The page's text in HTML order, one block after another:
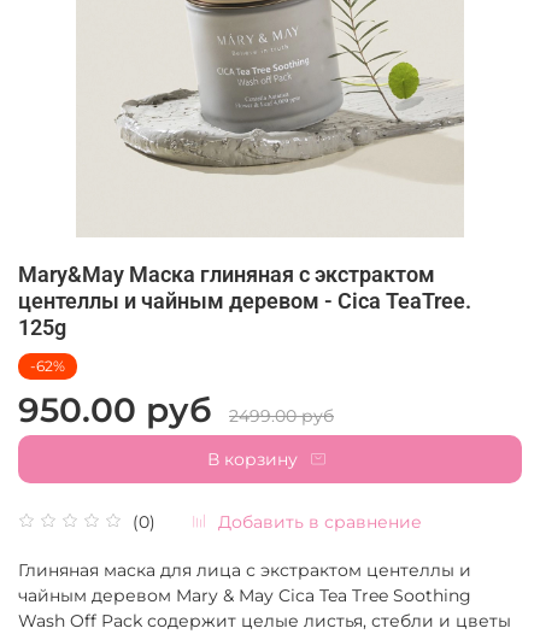
Mary&May Маска глиняная с экстрактом
центеллы и чайным деревом - Cica TeaTree.
125g
(0) Добавить в сравнение
-62%
950.00 руб
2499.00 руб
В корзину
Глиняная маска для лица с экстрактом центеллы и
чайным деревом Mary & May Cica Tea Tree Soothing
Wash Off Pack содержит целые листья, стебли и цветы